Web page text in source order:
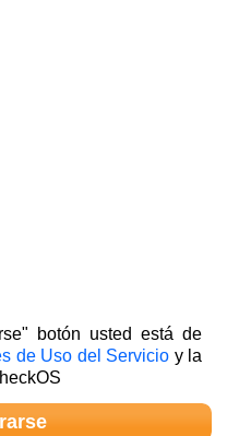
botón usted está de
de Uso del Servicio y la